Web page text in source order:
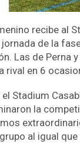
recibe al
de la
Las de Perna
rival en 6
el Stadium
la
al igual